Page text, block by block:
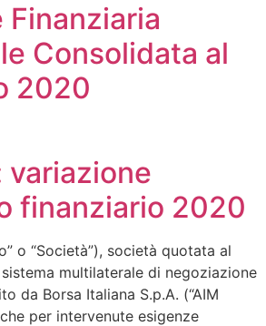
Finanziaria
Consolidata al
2020
variazione
finanziario 2020
o “Società”), società quotata al
multilaterale di negoziazione
da Borsa Italiana S.p.A. (“AIM
per intervenute esigenze